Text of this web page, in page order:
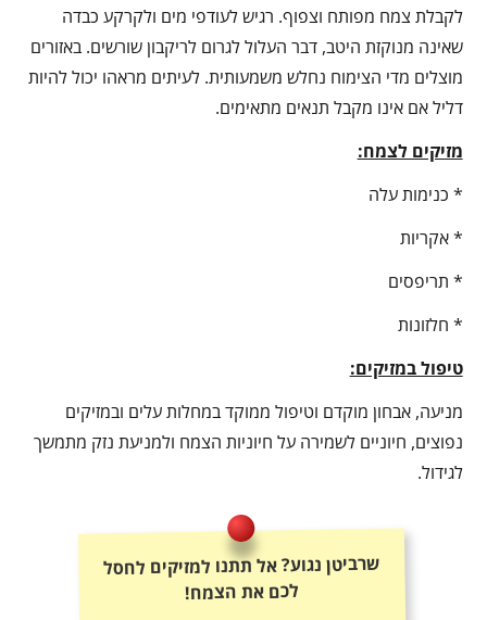
לקבלת צמח מפותח וצפוף. רגיש לעודפי מים ולקרקע כבדה
שאינה מנוקזת היטב, דבר העלול לגרום לריקבון שורשים. באזורים
מוצלים מדי הצימוח נחלש משמעותית. לעיתים מראהו יכול להיות
דליל אם אינו מקבל תנאים מתאימים.
מזיקים לצמח:
* כנימות עלה
* אקריות
* תריפסים
* חלזונות
טיפול במזיקים:
מניעה, אבחון מוקדם וטיפול ממוקד במחלות עלים ובמזיקים
נפוצים, חיוניים לשמירה על חיוניות הצמח ולמניעת נזק מתמשך
לגידול.
שרביטן נגוע? אל תתנו למזיקים לחסל
לכם את הצמח!